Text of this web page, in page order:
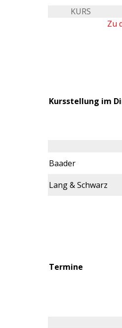
KURS
Zu
Kursstellung im
Baader
Lang & Schwarz
Termine